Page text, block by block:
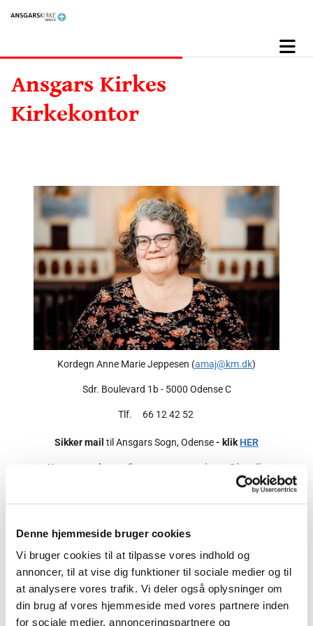
Denne hjemmeside bruger cookies
Vi bruger cookies til at tilpasse vores indhold og
annoncer, til at vise dig funktioner til sociale medier og til
at analysere vores trafik. Vi deler også oplysninger om
din brug af vores hjemmeside med vores partnere inden
for sociale medier, annonceringspartnere og
Ansgars Kirkes
Kirkekontor
Kordegn Anne Marie Jeppesen (amaj@km.dk)
Sdr. Boulevard 1b - 5000 Odense C
Tlf. 66 12 42 52
Sikker mail til Ansgars Sogn, Odense- klikHER
Kontorets alm. mail: ansgars.sognodense@km.dk
Kontoret er ferielukket 17. aug. -
7. sep. 2026